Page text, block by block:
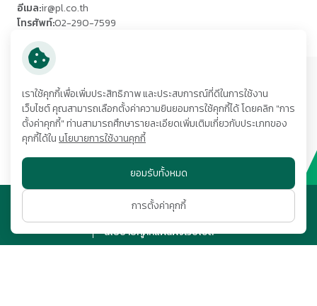
กลับสู่ด้านบน
อีเมล:ir@pl.co.th
โทรศัพท์:02-290-7599
โทรสาร:
ที่อยู่:
252/6 อาคารเมืองไทยภัทรคอมเพล็กซ์ 1 ชั้น 29 ถนนรัชดาภิเษก
แขวงห้วยขวางเขตห้วยขวาง กรุงเทพมหานคร 10320
โทรศัพท์: 02-290-7575
ติดตามเรา
© สงวนลิขสิทธิ์ พ.ศ. 2569 บริษัท ภัทรลิสซิ่ง จำกัด (มหาชน)
นโยบายคุ้มครองข้อมูลส่วนบุคคล
นโยบายคุกกี้แผนผังเว็บไซต์
เราใช้คุกกี้เพื่อเพิ่มประสิทธิภาพ และประสบการณ์ที่ดีในการใช้งาน
เว็บไซต์ คุณสามารถเลือกตั้งค่าความยินยอมการใช้คุกกี้ได้ โดยคลิก "การ
ตั้งค่าคุกกี้" ท่านสามารถศึกษารายละเอียดเพิ่มเติมเกี่ยวกับประเภทของ
คุกกี้ได้ในนโยบายการใช้งานคุกกี้
ยอมรับทั้งหมด
การตั้งค่าคุกกี้